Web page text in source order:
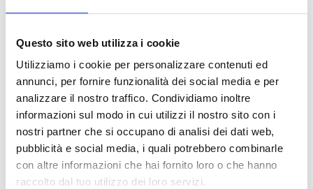
Questo sito web utilizza i cookie
Utilizziamo i cookie per personalizzare contenuti ed
annunci, per fornire funzionalità dei social media e per
analizzare il nostro traffico. Condividiamo inoltre
informazioni sul modo in cui utilizzi il nostro sito con i
nostri partner che si occupano di analisi dei dati web,
pubblicità e social media, i quali potrebbero combinarle
con altre informazioni che hai fornito loro o che hanno
raccolto dal tuo utilizzo dei loro servizi.
Ruolo:
Collaboratore Tecnico Ente Ricerca
Telefono:
070 71180246